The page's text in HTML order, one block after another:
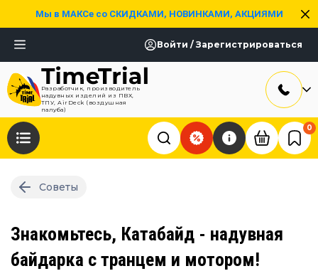
Мы в МАКСе со СКИДКАМИ, НОВИНКАМИ, АКЦИЯМИ
Войти / Зарегистрироваться
Разработчик, производитель
надувных изделий из ПВХ,
ТПУ, AirDeck (воздушная
палуба)
0
Советы
Знакомьтесь, Катабайд - надувная
байдарка с транцем и мотором!